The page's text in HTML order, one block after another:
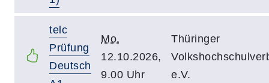
telc
Prüfung
Deutsch
Mo.
12.10.2026,
9.00 Uhr
Thüringer
e.V.